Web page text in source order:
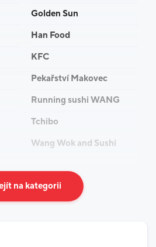
Golden Sun
Han Food
KFC
Pekařství Makovec
Running sushi WANG
Tchibo
Wang Wok and Sushi
na kategorii